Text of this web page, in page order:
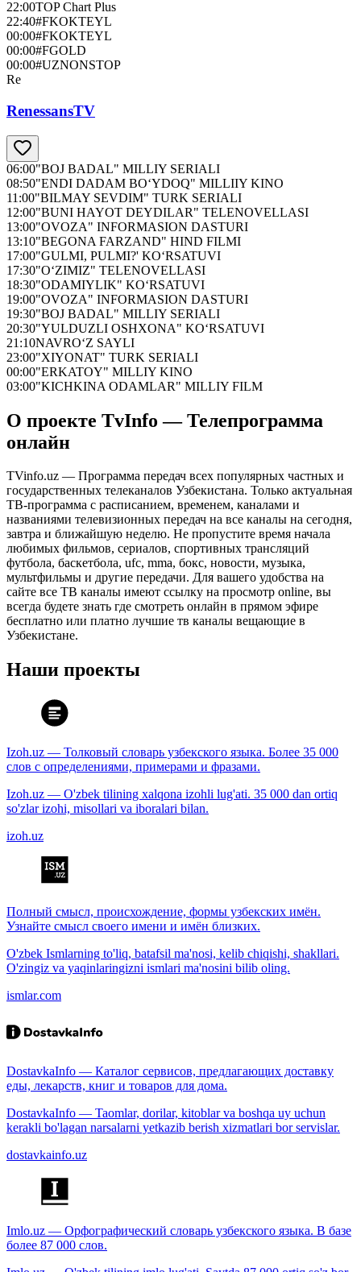
22:00TOP Chart Plus
22:40#FKOKTEYL
00:00#FKOKTEYL
00:00#FGOLD
00:00#UZNONSTOP
Re
RenessansTV
06:00"BOJ BADAL" MILLIY SERIALI
08:50"ENDI DADAM BO‘YDOQ" MILLIIY KINO
11:00"BILMAY SEVDIM" TURK SERIALI
12:00"BUNI HAYOT DEYDILAR" TELENOVELLASI
13:00"OVOZA" INFORMASION DASTURI
13:10"BEGONA FARZAND" HIND FILMI
17:00"GULMI, PULMI?' KO‘RSATUVI
17:30"O‘ZIMIZ" TELENOVELLASI
18:30"ODAMIYLIK" KO‘RSATUVI
19:00"OVOZA" INFORMASION DASTURI
19:30"BOJ BADAL" MILLIY SERIALI
20:30"YULDUZLI OSHXONA" KO‘RSATUVI
21:10NAVRO‘Z SAYLI
23:00"XIYONAT" TURK SERIALI
00:00"ERKATOY" MILLIY KINO
03:00"KICHKINA ODAMLAR" MILLIY FILM
О проекте TvInfo — Телепрограмма
онлайн
TVinfo.uz — Программа передач всех популярных частных и
государственных телеканалов Узбекистана. Только актуальная
ТВ-программа с расписанием, временем, каналами и
названиями телевизионных передач на все каналы на сегодня,
завтра и ближайшую неделю. Не пропустите время начала
любимых фильмов, сериалов, спортивных трансляций
футбола, баскетбола, ufc, mma, бокс, новости, музыка,
мультфильмы и другие передачи. Для вашего удобства на
сайте все ТВ каналы имеют ссылку на просмотр online, вы
всегда будете знать где смотреть онлайн в прямом эфире
бесплатно или платно лучшие тв каналы вещающие в
Узбекистане.
Наши проекты
Izoh.uz — Толковый словарь узбекского языка. Более 35 000
слов с определениями, примерами и фразами.
Izoh.uz — O'zbek tilining xalqona izohli lug'ati. 35 000 dan ortiq
so'zlar izohi, misollari va iboralari bilan.
izoh.uz
Полный смысл, происхождение, формы узбекских имён.
Узнайте смысл своего имени и имён близких.
O'zbek Ismlarning to'liq, batafsil ma'nosi, kelib chiqishi, shakllari.
O'zingiz va yaqinlaringizni ismlari ma'nosini bilib oling.
ismlar.com
DostavkaInfo — Каталог сервисов, предлагающих доставку
еды, лекарств, книг и товаров для дома.
DostavkaInfo — Taomlar, dorilar, kitoblar va boshqa uy uchun
kerakli bo'lagan narsalarni yetkazib berish xizmatlari bor servislar.
dostavkainfo.uz
Imlo.uz — Орфографический словарь узбекского языка. В базе
более 87 000 слов.